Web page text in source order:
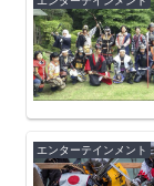
エンターテインメント